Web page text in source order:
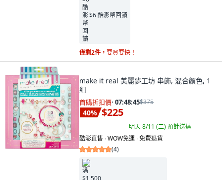
$6 酷澎幣回饋
僅剩2件， 要買要快！
make it real 美麗夢工坊 串飾, 混合顏色, 1
組
首購折扣價· 07:48:44$375
40% $225
明天 8/11 (二)預計送達
酷澎直售 ∙ WOW免運 ∙ 免費退貨
(4)